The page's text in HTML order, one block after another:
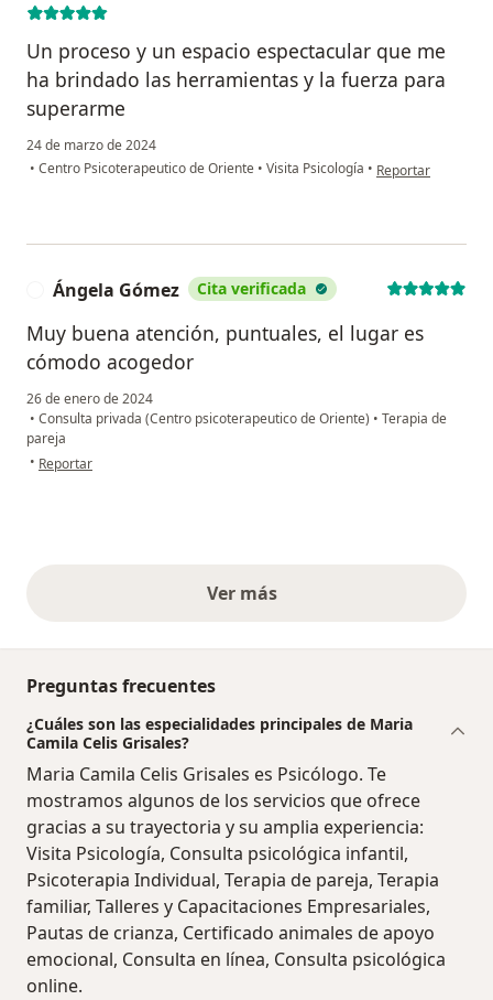
Un proceso y un espacio espectacular que me
ha brindado las herramientas y la fuerza para
superarme
24 de marzo de 2024
• Centro Psicoterapeutico de Oriente • Visita Psicología • en opinión del
Reportar
Ángela Gómez Cita verificada
Muy buena atención, puntuales, el lugar es
cómodo acogedor
26 de enero de 2024
• Consulta privada (Centro psicoterapeutico de Oriente) • Terapia de
pareja
• en opinión del usuario Ángela Gómez
Reportar
Ver másopiniones anteriores
Preguntas frecuentes
¿Cuáles son las especialidades principales de Maria
Camila Celis Grisales?
Maria Camila Celis Grisales es Psicólogo. Te
mostramos algunos de los servicios que ofrece
gracias a su trayectoria y su amplia experiencia:
Visita Psicología, Consulta psicológica infantil,
Psicoterapia Individual, Terapia de pareja, Terapia
familiar, Talleres y Capacitaciones Empresariales,
Pautas de crianza, Certificado animales de apoyo
emocional, Consulta en línea, Consulta psicológica
online.